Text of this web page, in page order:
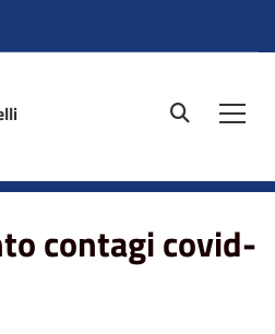
site.searc
contagi covid-